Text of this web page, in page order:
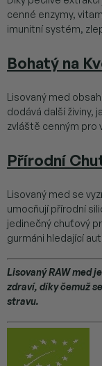
cenné enzymy,
imunitní systém,
Bohatý na
Lisovaný med
dodává další živiny,
zvláště cenným pro
Přírodní
Lisovaný med se
umocňují přírodní
jedinečný chuťový
gurmáni hledající
Lisovaný RAW med
zdraví, díky čemuž
stravu.